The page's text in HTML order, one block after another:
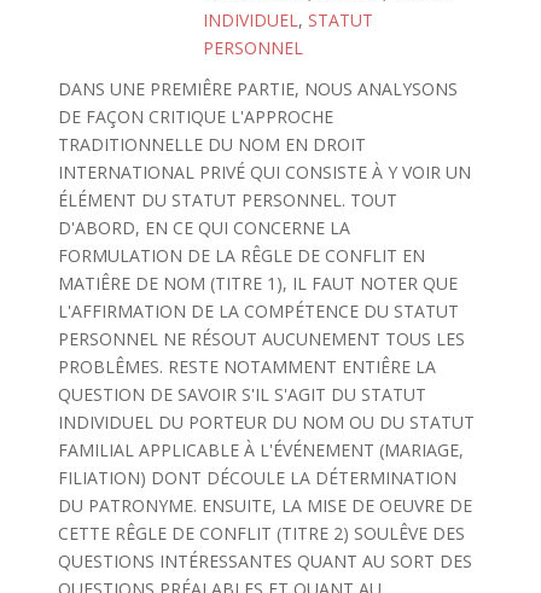
INDIVIDUEL, STATUT
PERSONNEL
DANS UNE PREMIÊRE PARTIE, NOUS ANALYSONS
DE FAÇON CRITIQUE L'APPROCHE
TRADITIONNELLE DU NOM EN DROIT
INTERNATIONAL PRIVÉ QUI CONSISTE À Y VOIR UN
ÉLÉMENT DU STATUT PERSONNEL. TOUT
D'ABORD, EN CE QUI CONCERNE LA
FORMULATION DE LA RÊGLE DE CONFLIT EN
MATIÊRE DE NOM (TITRE 1), IL FAUT NOTER QUE
L'AFFIRMATION DE LA COMPÉTENCE DU STATUT
PERSONNEL NE RÉSOUT AUCUNEMENT TOUS LES
PROBLÊMES. RESTE NOTAMMENT ENTIÊRE LA
QUESTION DE SAVOIR S'IL S'AGIT DU STATUT
INDIVIDUEL DU PORTEUR DU NOM OU DU STATUT
FAMILIAL APPLICABLE À L'ÉVÉNEMENT (MARIAGE,
FILIATION) DONT DÉCOULE LA DÉTERMINATION
DU PATRONYME. ENSUITE, LA MISE DE OEUVRE DE
CETTE RÊGLE DE CONFLIT (TITRE 2) SOULÊVE DES
QUESTIONS INTÉRESSANTES QUANT AU SORT DES